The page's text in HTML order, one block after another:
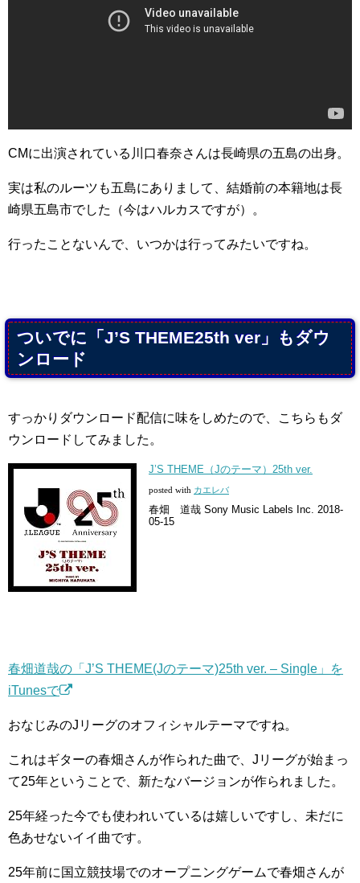
CMに出演されている川口春奈さんは長崎県の五島の出身。
実は私のルーツも五島にありまして、結婚前の本籍地は長
崎県五島市でした（今はハルカスですが）。
行ったことないんで、いつかは行ってみたいですね。
ついでに「J’S THEME25th ver」もダウ
ンロード
すっかりダウンロード配信に味をしめたので、こちらもダ
ウンロードしてみました。
J’S THEME（Jのテーマ）25th ver.
posted with カエレバ
春畑 道哉 Sony Music Labels Inc. 2018-
05-15
春畑道哉の「J’S THEME(Jのテーマ)25th ver. – Single」を
iTunesで
おなじみのJリーグのオフィシャルテーマですね。
これはギターの春畑さんが作られた曲で、Jリーグが始まっ
て25年ということで、新たなバージョンが作られました。
25年経った今でも使われいているは嬉しいですし、未だに
色あせないイイ曲です。
25年前に国立競技場でのオープニングゲームで春畑さんが